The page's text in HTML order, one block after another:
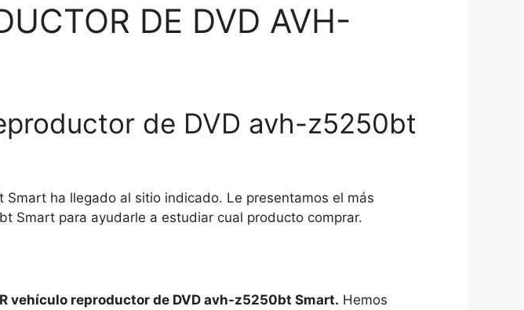
DE DVD AVH-
de DVD avh-z5250bt
Smart ha llegado al sitio indicado. Le presentamos el más
Smart para ayudarle a estudiar cual producto comprar.
vehículo reproductor de DVD avh-z5250bt Smart. Hemos